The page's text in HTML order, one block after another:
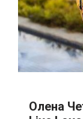
Олена